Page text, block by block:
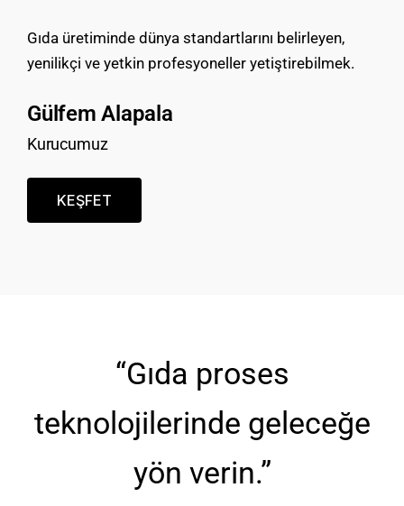
Gıda üretiminde dünya standartlarını belirleyen,
yenilikçi ve yetkin profesyoneller yetiştirebilmek.
Gülfem Alapala
Kurucumuz
KEŞFET
“Gıda proses
teknolojilerinde geleceğe
yön verin.”